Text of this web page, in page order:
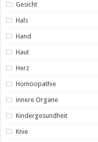
Gesicht
Hals
Hand
Haut
Herz
Homöopathie
innere Organe
Kindergesundheit
Knie